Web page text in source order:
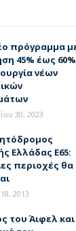
πρόγραμμα
45% έως 60%
νέων
30, 2023
Ελλάδας Ε65:
περιοχές θα
2013
του Άιφελ και